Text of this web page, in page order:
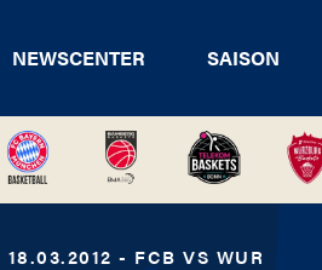
NEWSCENTER SAISON
18.03.2012 - FCB VS WUR